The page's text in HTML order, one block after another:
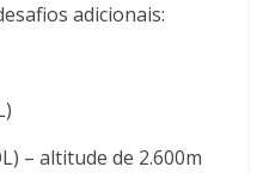
adicionais:
– altitude de 2.600m